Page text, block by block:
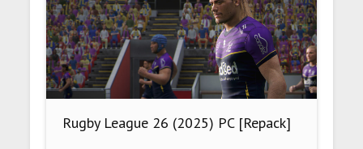
Rugby League 26 (2025) PC [Repack]